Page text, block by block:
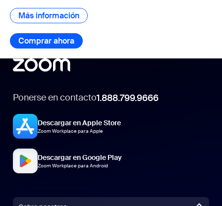
Más información Más información
Comprar ahora Comprar ahora
Ponerse en contacto1.888.799.9666
Descargar en Apple Store
Zoom Workplace para Apple
Descargar en Google Play
Zoom Workplace para Android